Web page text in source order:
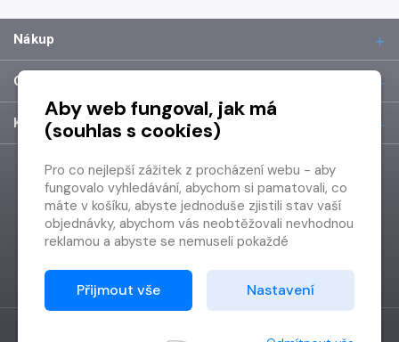
Nákup
O společnosti
Kontakt
Aby web fungoval, jak má
(souhlas s cookies)
Pro co nejlepší zážitek z procházení webu - aby
fungovalo vyhledávání, abychom si pamatovali, co
máte v košíku, abyste jednoduše zjistili stav vaší
objednávky, abychom vás neobtěžovali nevhodnou
reklamou a abyste se nemuseli pokaždé
Proto od vás potřebujeme souhlas se
zpracováním souborů cookies
Přijmout vše Nastavení